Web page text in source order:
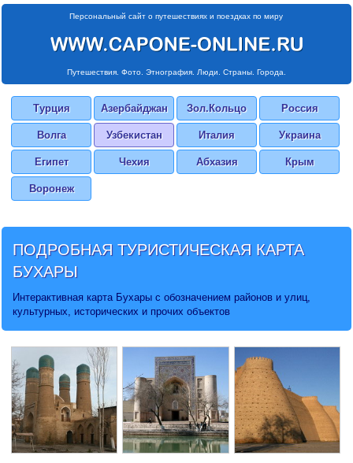
Персональный сайт о путешествиях и поездках по миру
Путешествия. Фото. Этнография. Люди. Страны. Города.
Турция Азербайджан Зол.Кольцо Россия
Волга Узбекистан Италия Украина
Египет Чехия Абхазия Крым
Воронеж
ПОДРОБНАЯ ТУРИСТИЧЕСКАЯ КАРТА
БУХАРЫ
Интерактивная карта Бухары с обозначением районов и улиц,
культурных, исторических и прочих объектов